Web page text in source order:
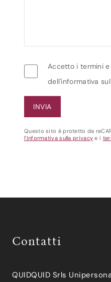
Accetto i termini
dell'informativa
Questo sito è protetto da
l'Informativa sulla privacy e i
Contatti
QUIDQUID Srls